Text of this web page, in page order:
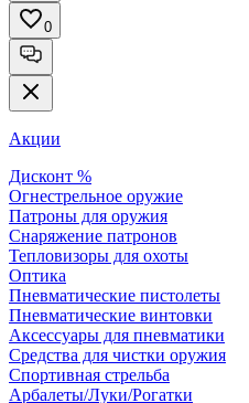
0
Акции
Дисконт %
Огнестрельное оружие
Патроны для оружия
Снаряжение патронов
Тепловизоры для охоты
Оптика
Пневматические пистолеты
Пневматические винтовки
Аксессуары для пневматики
Средства для чистки оружия
Спортивная стрельба
Арбалеты/Луки/Рогатки